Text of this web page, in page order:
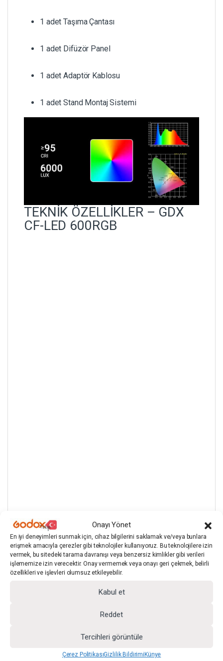
Onayı Yönet
En iyi deneyimleri sunmak için, cihaz bilgilerini saklamak ve/veya bunlara
erişmek amacıyla çerezler gibi teknolojiler kullanıyoruz. Bu teknolojilere izin
vermek, bu sitedeki tarama davranışı veya benzersiz kimlikler gibi verileri
işlememize izin verecektir. Onay vermemek veya onayı geri çekmek, belirli
özellikleri ve işlevleri olumsuz etkileyebilir.
Kabul et
Reddet
Tercihleri görüntüle
Çerez PolitikasıGizlilik BildirimiKünye
1 adet Taşıma Çantası
1 adet Difüzör Panel
1 adet Adaptör Kablosu
1 adet Stand Montaj Sistemi
TEKNİK ÖZELLİKLER – GDX
CF-LED 600RGB